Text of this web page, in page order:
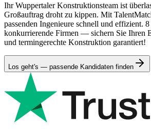
Ihr Wuppertaler Konstruktionsteam ist
Großauftrag droht zu kippen. Mit
passenden Ingenieure schnell und effizient.
konkurrierende Firmen — sichern Sie Ihren
und termingerechte Konstruktion garantiert!
Los geht's — passende Kandidaten finden